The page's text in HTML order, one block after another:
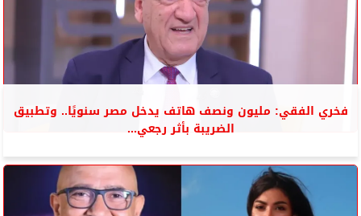
فخري الفقي: مليون ونصف هاتف يدخل مصر سنويًا.. وتطبيق
الضريبة بأثر رجعي...